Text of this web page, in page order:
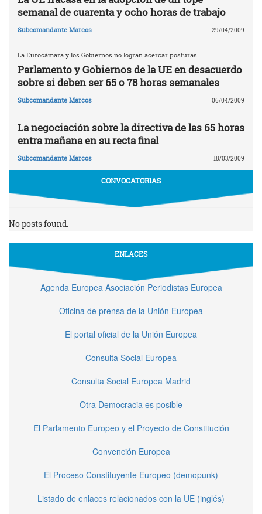
semanal de cuarenta y ocho horas de trabajo
Subcomandante Marcos 29/04/2009
La Eurocámara y los Gobiernos no logran acercar posturas
Parlamento y Gobiernos de la UE en desacuerdo
sobre si deben ser 65 o 78 horas semanales
Subcomandante Marcos 06/04/2009
La negociación sobre la directiva de las 65 horas
entra mañana en su recta final
Subcomandante Marcos 18/03/2009
CONVOCATORIAS
No posts found.
ENLACES
Agenda Europea Asociación Periodistas Europea
Oficina de prensa de la Unión Europea
El portal oficial de la Unión Europea
Consulta Social Europea
Consulta Social Europea Madrid
Otra Democracia es posible
El Parlamento Europeo y el Proyecto de Constitución
Convención Europea
El Proceso Constituyente Europeo (demopunk)
Listado de enlaces relacionados con la UE (inglés)